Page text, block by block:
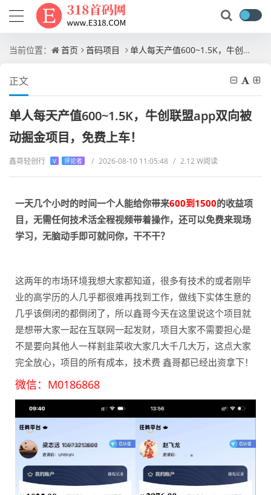
当前位置： 首页 首码项目 单人每天产值600~1.5K，牛创联盟app双向被动掘金项目，免费上车！
正文
单人每天产值600~1.5K，牛创联盟app双向被
动掘金项目，免费上车！
鑫哥轻创行 V 评论者 / 2026-08-10 11:05:48 / 2.12 W阅读
一天几个小时的时间一个人能给你带来600到1500的收益项
目， 无需任何技术活全程视频带着操作，还可以免费来现场
学习，无脑动手即可就问你，干不干？
这两年的市场环境我想大家都知道，很多有技术的或者刚毕
业的高学历的人几乎都很难再找到工作，做线下实体生意的
几乎该倒闭的都倒闭了，所以鑫哥今天在这里说这个项目就
是想带大家一起在互联网一起发财，项目大家不需要担心是
不是要向其他人一样割韭菜收大家几大千几大万，这点大家
完全放心，项目的所有成本，技术费 鑫哥都已经出资拿下！
微信：M0186868